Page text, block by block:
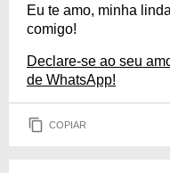
Eu te amo, minha
comigo!
Declare-se ao seu
de WhatsApp!
COPIAR